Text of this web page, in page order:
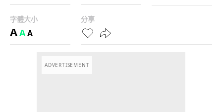
字體大小
AAA
分享
ADVERTISEMENT